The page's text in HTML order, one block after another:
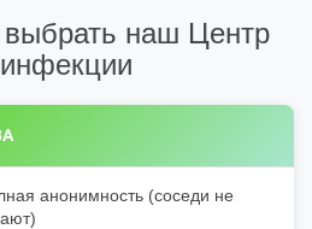
выбрать наш Центр
анонимность (соседи не